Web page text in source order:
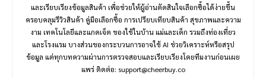
และเรียบเรียงข้อมูลสินค้า เพื่อช่วยให้ผู้อ่านตัดสินใจเลือกซื้อได้ง่ายขึ้น
ครอบคลุมรีวิวสินค้า คู่มือเลือกซื้อ การเปรียบเทียบสินค้า สุขภาพและความ
งาม เทคโนโลยีและแกดเจ็ต ของใช้ในบ้าน แม่และเด็ก รวมถึงท่องเที่ยว
และโรงแรม บางส่วนของกระบวนการอาจใช้ AI ช่วยวิเคราะห์หรือสรุป
ข้อมูล แต่ทุกบทความผ่านการตรวจสอบและเรียบเรียงโดยทีมงานก่อนเผย
แพร่ ติดต่อ: support@cheerbuy.co